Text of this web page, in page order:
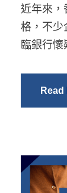
近年來，
格，不少
臨銀行懷
Read